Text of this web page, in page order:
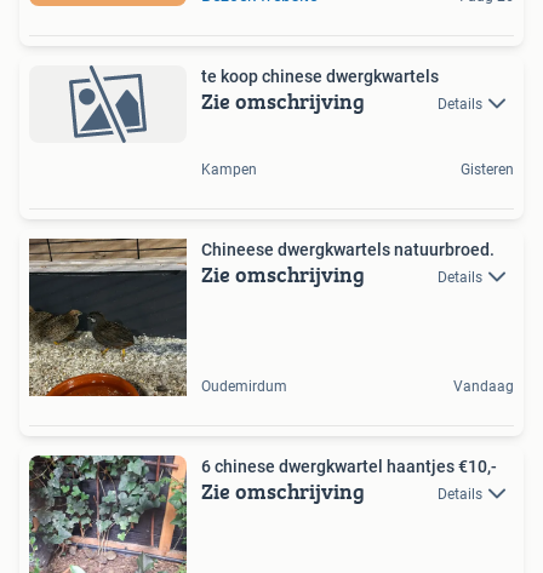
te koop chinese dwergkwartels
Zie omschrijving Details
Kampen Gisteren
Chineese dwergkwartels natuurbroed.
Zie omschrijving Details
Oudemirdum Vandaag
6 chinese dwergkwartel haantjes €10,-
Zie omschrijving Details